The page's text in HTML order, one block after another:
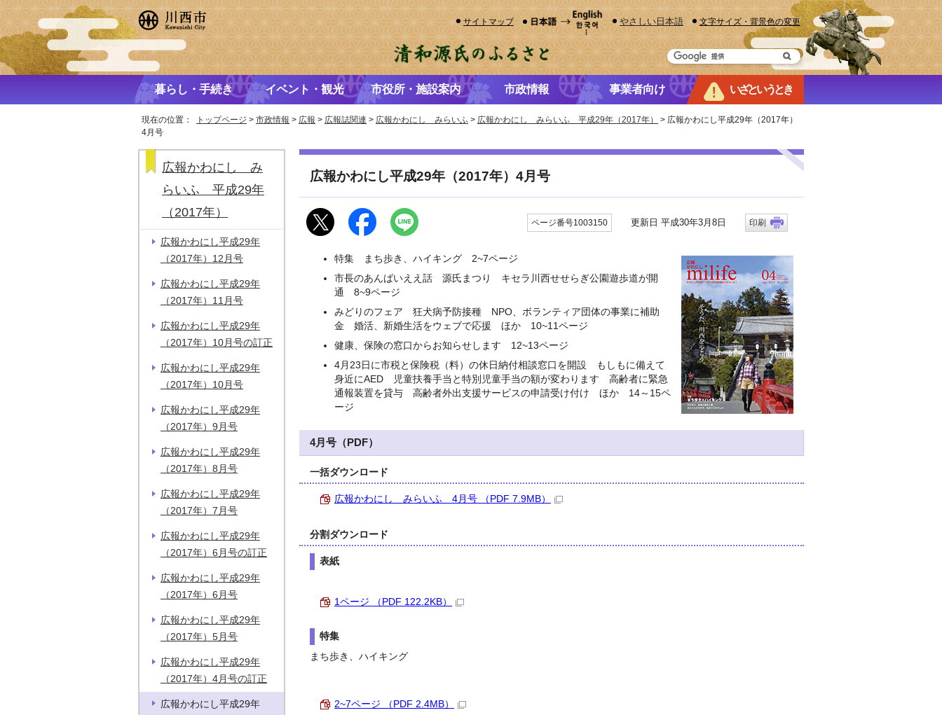
サイトマップ やさしい日本語 文字サイズ・背景色の変更
暮らし・手続き イベント・観光 市役所・施設案内 市政情報 事業者向け いざというとき
現在の位置： トップページ > 市政情報 > 広報 > 広報誌関連 > 広報かわにし みらいふ > 広報かわにし みらいふ 平成29年（2017年）
> 広報かわにし平成29年（2017年）
4月号
広報かわにし平成29年（2017年）4月号
ページ番号1003150 更新日 平成30年3月8日 印刷
特集 まち歩き、ハイキング 2~7ページ
市長のあんばいええ話 源氏まつり キセラ川西せせらぎ公園遊歩道が開
通 8~9ページ
みどりのフェア 狂犬病予防接種 NPO、ボランティア団体の事業に補助
金 婚活、新婚生活をウェブで応援 ほか 10~11ページ
健康、保険の窓口からお知らせします 12~13ページ
4月23日に市税と保険税（料）の休日納付相談窓口を開設 もしもに備えて
身近にAED 児童扶養手当と特別児童手当の額が変わります 高齢者に緊急
通報装置を貸与 高齢者外出支援サービスの申請受け付け ほか 14～15ペ
ージ
4月号（PDF）
一括ダウンロード
広報かわにし みらいふ 4月号 （PDF 7.9MB）
分割ダウンロード
表紙
1ページ （PDF 122.2KB）
特集
まち歩き、ハイキング
2~7ページ （PDF 2.4MB）
広報かわにし み
らいふ 平成29年
（2017年）
広報かわにし平成29年
（2017年）12月号
広報かわにし平成29年
（2017年）11月号
広報かわにし平成29年
（2017年）10月号の訂正
広報かわにし平成29年
（2017年）10月号
広報かわにし平成29年
（2017年）9月号
広報かわにし平成29年
（2017年）8月号
広報かわにし平成29年
（2017年）7月号
広報かわにし平成29年
（2017年）6月号の訂正
広報かわにし平成29年
（2017年）6月号
広報かわにし平成29年
（2017年）5月号
広報かわにし平成29年
（2017年）4月号の訂正
広報かわにし平成29年